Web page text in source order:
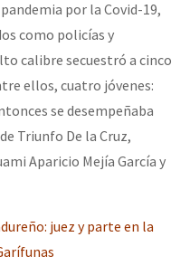
por la Covid-19,
como policías y
calibre secuestró a cinco
ellos, cuatro jóvenes:
se desempeñaba
Triunfo De la Cruz,
Aparicio Mejía García y
juez y parte en la